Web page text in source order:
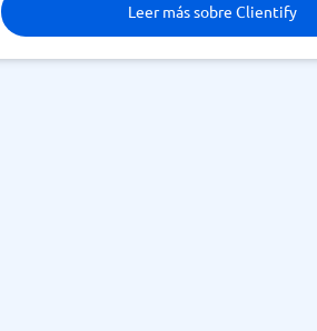
Leer más sobre Clientify